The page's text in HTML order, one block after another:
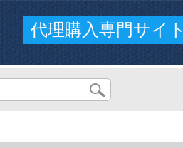
代理購入専門サイト